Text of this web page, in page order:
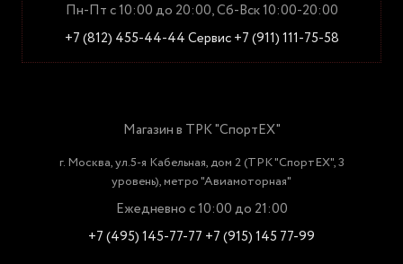
Пн-Пт с 10:00 до 20:00, Сб-Вск 10:00-20:00
+7 (812) 455-44-44Сервис +7 (911) 111-75-58
Магазин в ТРК "СпортЕХ"
г. Москва, ул.5-я Кабельная, дом 2 (ТРК "СпортЕХ", 3
уровень), метро "Авиамоторная"
Ежедневно с 10:00 до 21:00
+7 (495) 145-77-77 +7 (915) 145 77-99